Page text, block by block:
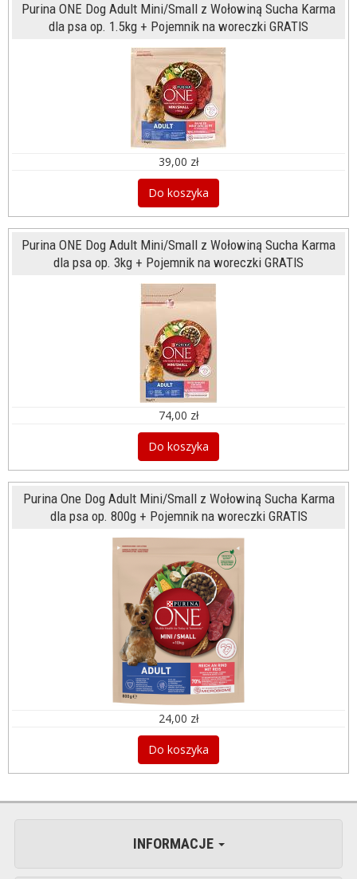
Purina ONE Dog Adult Mini/Small z Wołowiną Sucha Karma
dla psa op. 1.5kg + Pojemnik na woreczki GRATIS
39,00 zł
Do koszyka
Purina ONE Dog Adult Mini/Small z Wołowiną Sucha Karma
dla psa op. 3kg + Pojemnik na woreczki GRATIS
74,00 zł
Do koszyka
Purina One Dog Adult Mini/Small z Wołowiną Sucha Karma
dla psa op. 800g + Pojemnik na woreczki GRATIS
24,00 zł
Do koszyka
INFORMACJE